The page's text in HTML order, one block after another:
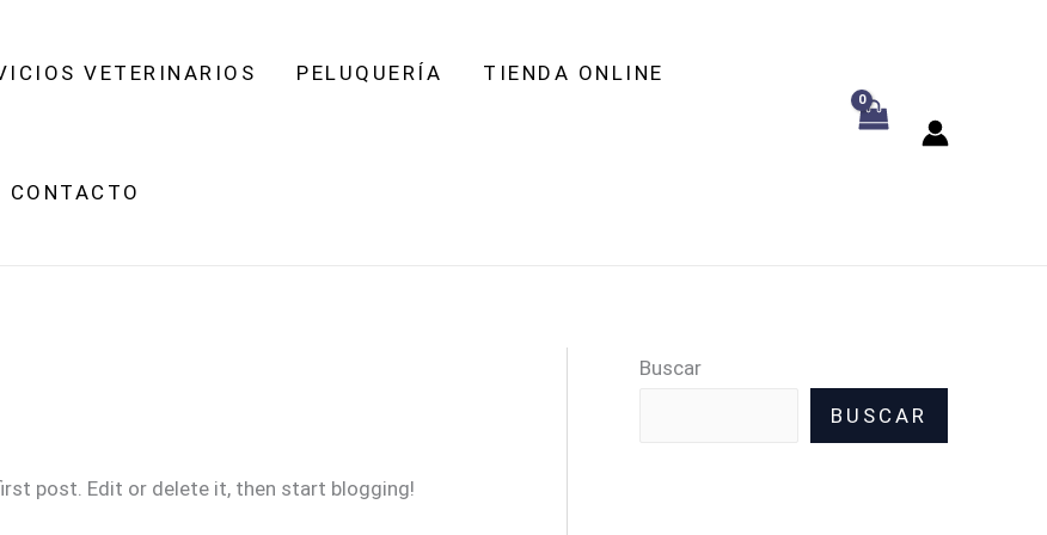
VETERINARIOS PELUQUERÍA TIENDA ONLINE
CONTACTO
post. Edit or delete it, then start blogging!
Buscar
BUSCAR